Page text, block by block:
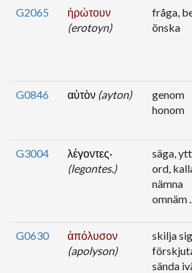
G2065
ἠρώτουν
(erotoyn)
fråga,
önska
G0846 αὐτὸν (ayton)
genom
honom
G3004
λέγοντες·
(legontes.)
säga,
ord,
nämna
omnäm
G0630
ἀπόλυσον
(apolyson)
skilja
sända